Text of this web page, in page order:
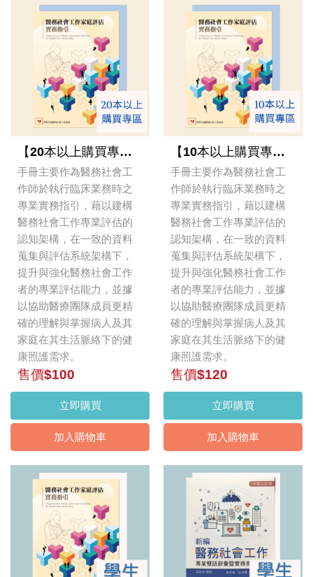
【20本以上購買專區】醫務社會工作家庭評估實務指引手冊
手冊主要作為醫務社會工
作師於執行臨床業務時之
專業實務指引，藉以建構
醫務社會工作專業評估的
認知架構，在一致的資料
蒐集與評估系統架構下，
提升與強化醫務社會工作
者的專業評估能力，並據
以協助醫療團隊成員更精
確的理解與掌握病人及其
家庭在其生活脈絡下的健
康照護需求。
售價$100
立即購買
加入購物車
【10本以上購買專區】醫務社會工作家庭評估實務指引手冊
手冊主要作為醫務社會工
作師於執行臨床業務時之
專業實務指引，藉以建構
醫務社會工作專業評估的
認知架構，在一致的資料
蒐集與評估系統架構下，
提升與強化醫務社會工作
者的專業評估能力，並據
以協助醫療團隊成員更精
確的理解與掌握病人及其
家庭在其生活脈絡下的健
康照護需求。
售價$120
立即購買
加入購物車